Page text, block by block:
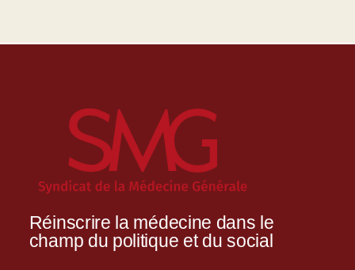
Réinscrire la médecine dans le
champ du politique et du social